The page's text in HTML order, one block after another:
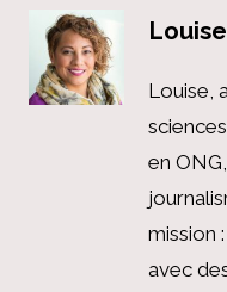
Louise
Louise,
en
mission
avec